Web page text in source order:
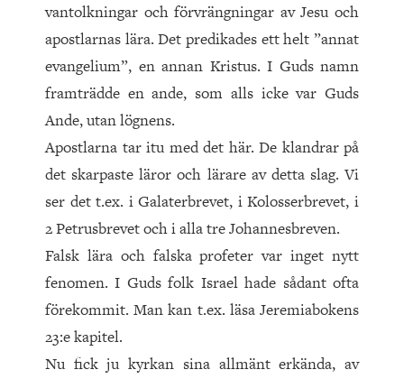
vantolkningar och förvrängningar av Jesu och
apostlarnas lära. Det predikades ett helt ”annat
evangelium”, en annan Kristus. I Guds namn
framträdde en ande, som alls icke var Guds
Ande, utan lögnens.
Apostlarna tar itu med det här. De klandrar på
det skarpaste läror och lärare av detta slag. Vi
ser det t.ex. i Galaterbrevet, i Kolosserbrevet, i
2 Petrusbrevet och i alla tre Johannesbreven.
Falsk lära och falska profeter var inget nytt
fenomen. I Guds folk Israel hade sådant ofta
förekommit. Man kan t.ex. läsa Jeremiabokens
23:e kapitel.
Nu fick ju kyrkan sina allmänt erkända, av